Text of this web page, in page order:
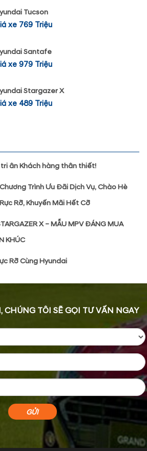
Tucson
xe 769 Triệu
Santafe
xe 979 Triệu
Stargazer X
xe 489 Triệu
ân Khách hàng thân thiết!
Chương Trình Ưu Đãi Dịch Vụ, Chào Hè
Rực Rỡ, Khuyến Mãi Hết Cỡ
X – MẪU MPV ĐÁNG MUA
KHÚC
Rỡ Cùng Hyundai
TÔI SẼ GỌI TƯ VẤN NGAY